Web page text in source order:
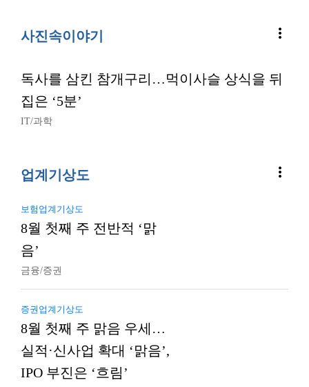
사진속이야기 more_vert
독사를 삼킨 참개구리…먹이사슬 상식을 뒤
집은 ‘5분’
IT/과학
업계기상도 more_vert
보험업계기상도
8월 첫째 주 전반적 ‘맑
음’
금융/증권
증권업계기상도
8월 첫째 주 맑음 우세…
실적·신사업 확대 ‘맑음’,
IPO 부진은 ‘흐림’